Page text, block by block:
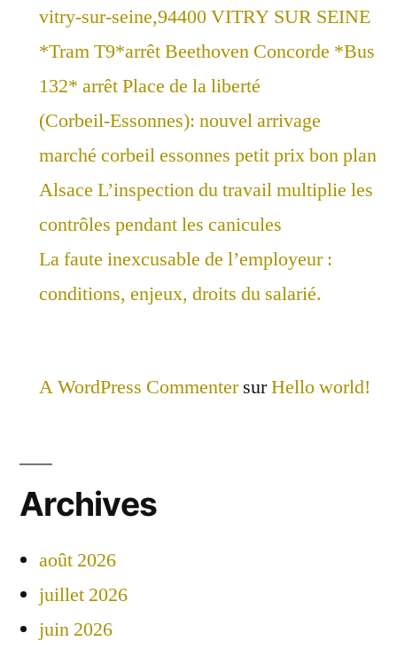
vitry-sur-seine,94400 VITRY SUR SEINE
*Tram T9*arrêt Beethoven Concorde *Bus
132* arrêt Place de la liberté
(Corbeil-Essonnes): nouvel arrivage
marché corbeil essonnes petit prix bon plan
Alsace L’inspection du travail multiplie les
contrôles pendant les canicules
La faute inexcusable de l’employeur :
conditions, enjeux, droits du salarié.
A WordPress CommentersurHello world!
Archives
août 2026
juillet 2026
juin 2026